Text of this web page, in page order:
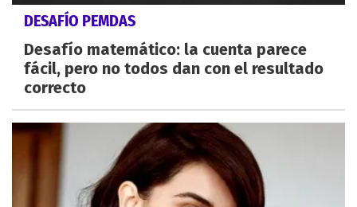
DESAFÍO PEMDAS
Desafío matemático: la cuenta parece
fácil, pero no todos dan con el resultado
correcto